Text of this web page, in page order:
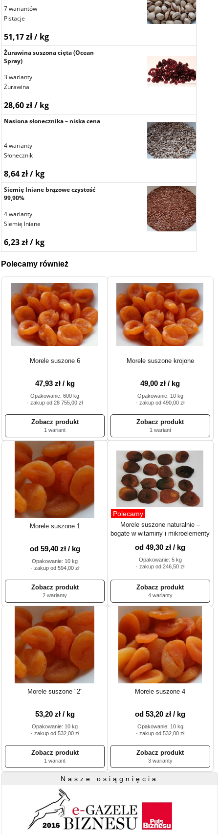
7 wariantów
Pistacje
51,17 zł / kg
Żurawina suszona cięta (Ocean
Spray)
3 warianty
Żurawina
28,60 zł / kg
Nasiona słonecznika – niska cena
4 warianty
Słonecznik
8,64 zł / kg
Siemię lniane brązowe czystość
99,90%
4 warianty
Siemię lniane
6,23 zł / kg
Polecamy również
Morele suszone 6
47,93 zł / kg
Opakowanie: 600 kg
· zakup od 28 755,00 zł
1 wariant
Morele suszone krojone
49,00 zł / kg
Opakowanie: 10 kg
· zakup od 490,00 zł
1 wariant
Morele suszone 1
od 59,40 zł / kg
Opakowanie: 10 kg
· zakup od 594,00 zł
2 warianty
Polecamy
Morele suszone naturalnie –
bogate w witaminy i mikroelementy
od 49,30 zł / kg
Opakowanie: 5 kg
· zakup od 246,50 zł
4 warianty
Morele suszone "2"
53,20 zł / kg
Opakowanie: 10 kg
· zakup od 532,00 zł
1 wariant
Morele suszone 4
od 53,20 zł / kg
Opakowanie: 10 kg
· zakup od 532,00 zł
3 warianty
Nasze osiągnięcia